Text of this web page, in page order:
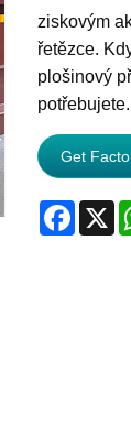
ziskovým
řetězce.
plošinový
potřebujete.
Get
X